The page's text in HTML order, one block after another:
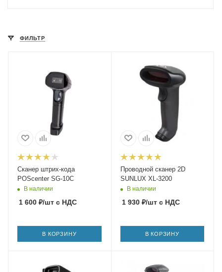
ФИЛЬТР
Сканер штрих-кода
POScenter SG-10C
В наличии
1 600 ₽/шт с НДС
В КОРЗИНУ
Проводной сканер 2D
SUNLUX XL-3200
В наличии
1 930₽/штс НДС
В КОРЗИНУ